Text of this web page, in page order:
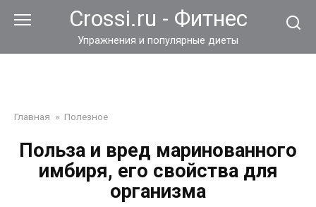
Crossi.ru - Фитнес
Упражнения и популярные диеты
Главная » Полезное
Польза и вред маринованного
имбиря, его свойства для
организма